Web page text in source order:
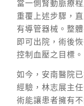
當一側腎動脈療
重覆上述步驟，
有導管器械。整
即可出院，術後
控制血壓之目標。
如今，安南醫院
經驗，林志展主
術能讓患者擁有